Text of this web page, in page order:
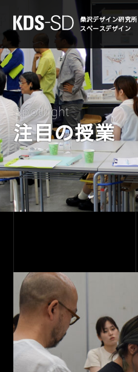
KDS-SD
桑沢デザイン研究所
スペースデザイン
Spotlight
注目の授業